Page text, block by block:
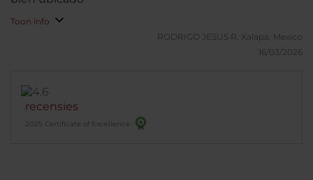
Toon info
RODRIGO JESUS R. Xalapa, Mexico
16/03/2026
recensies
2025 Certificate of Excellence